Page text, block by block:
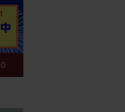
0